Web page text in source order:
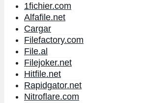
1fichier.com
Alfafile.net
Cargar
Filefactory.com
File.al
Filejoker.net
Hitfile.net
Rapidgator.net
Nitroflare.com